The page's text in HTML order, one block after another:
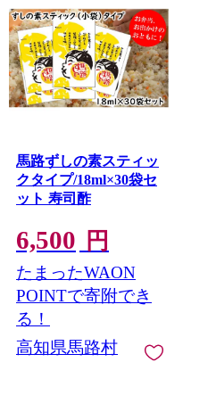
馬路ずしの素スティッ
クタイプ/18ml×30袋セ
ット 寿司酢
6,500 円
たまったWAON
POINTで寄附でき
る！
高知県馬路村